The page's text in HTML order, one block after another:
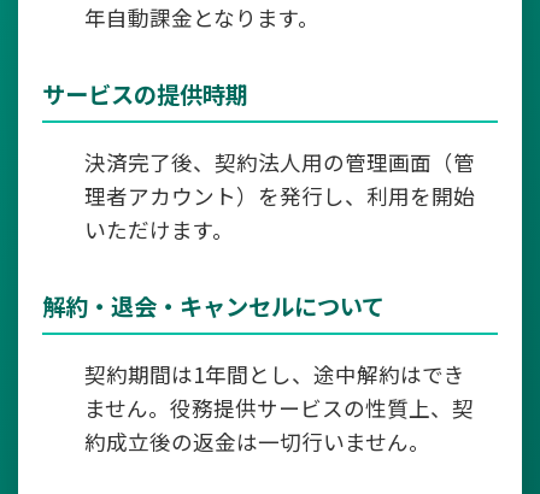
年自動課金となります。
サービスの提供時期
決済完了後、契約法人用の管理画面（管
理者アカウント）を発行し、利用を開始
いただけます。
解約・退会・キャンセルについて
契約期間は1年間とし、途中解約はでき
ません。役務提供サービスの性質上、契
約成立後の返金は一切行いません。